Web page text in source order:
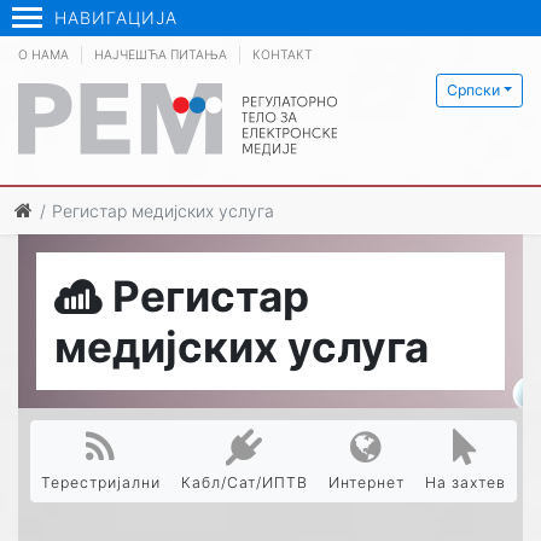
НАВИГАЦИЈА
Српски
О НАМА НАЈЧЕШЋА ПИТАЊА КОНТАКТ
Регистар медијских услуга
Регистар
медијских услуга
Терестријални Кабл/Сат/ИПТВ Интернет На захтев